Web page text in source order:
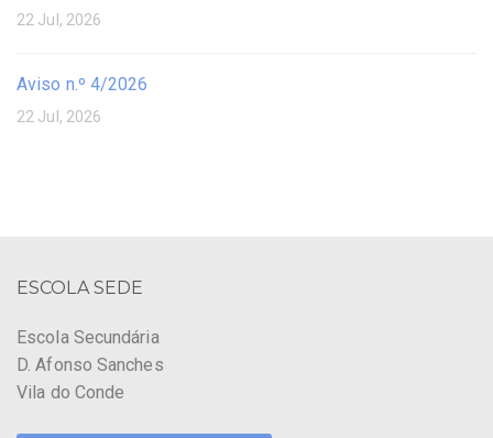
22 Jul, 2026
Aviso n.º 4/2026
22 Jul, 2026
ESCOLA SEDE
Escola Secundária
D. Afonso Sanches
Vila do Conde